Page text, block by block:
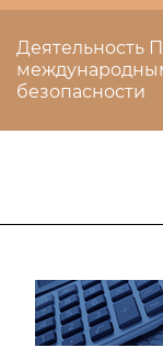
Деятельность
безопасности